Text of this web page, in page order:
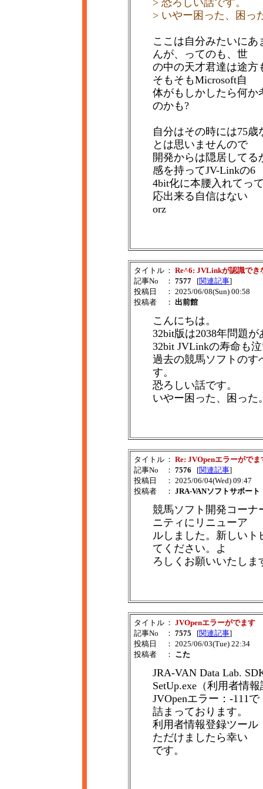
> 恐ろしい話です。
> いやー困った、困っ
ここは自分みたいに
んが、ってのも、世
の中の天才君達は途方
そもそもMicrosoft自
体がもしかしたら何か
のかも?
自分はその時には75
とは思いませんので
開発からは隠居して
感を持ってJV-Linkの6
4bit化に本腰入れてっ
応出来る自信はない
orz
タイトル ： Re^6: JVLinkが認識でき
記事No
： 7577 [関連記事]
投稿日
： 2025/06/08(Sun) 00:58
投稿者
： 出前館
こんにちは。
32bit版は2038年問題
32bit JVLinkの寿命も
過去の競馬ソフトのす
す。
恐ろしい話です。
いやー困った、困った
タイトル ： Re: JVOpenエラーがでま
記事No
： 7576 [関連記事]
投稿日
： 2025/06/04(Wed) 09:47
投稿者
： JRA-VANソフトサポート
競馬ソフト開発コーナ
ニティにリニューア
ルしました。新しいト
てください。よ
ろしくお願いいたしま
タイトル ： JVOpenエラーがでます
記事No
： 7575 [関連記事]
投稿日
： 2025/06/03(Tue) 22:34
投稿者
： こた
JRA-VAN Data Lab.
SetUp.exe（利用者情
JVOpenエラー：-111で
詰まっております。
利用者情報登録ツール
ただけましたら幸い
です。